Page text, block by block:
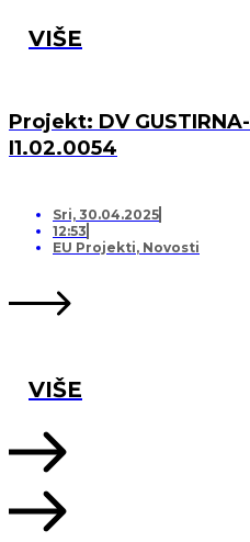
VIŠE
Projekt: DV
I1.02.0054
Sri, 30.04.2025
12:53
EU Projekti, Novosti
VIŠE